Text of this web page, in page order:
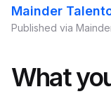
Mainder
Published via
What